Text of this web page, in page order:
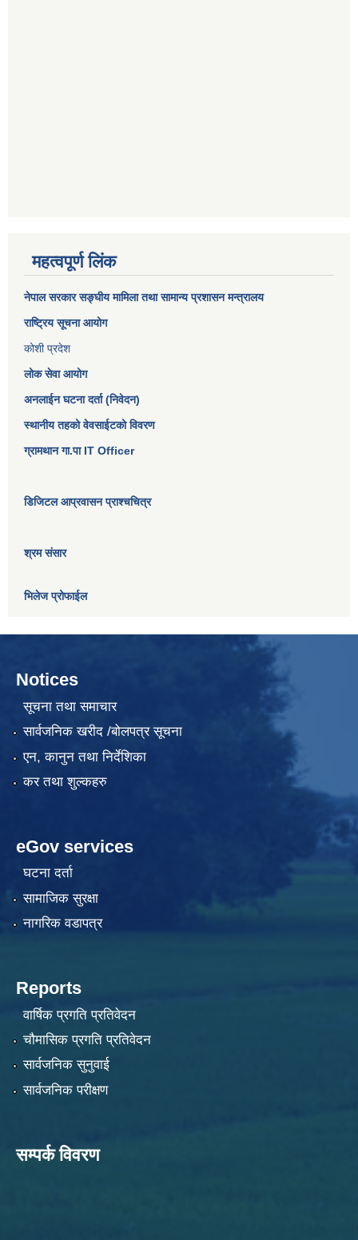
महत्वपूर्ण लिंक
नेपाल सरकारसङ्घीय मामिला तथा सामान्य प्रशासन मन्त्रालय
राष्ट्रिय सूचना आयोग
कोशी प्रदेश
लोक सेवा आयोग
अनलाईन घटना दर्ता (निवेदन)
स्थानीय तहको वेवसाईटको विवरण
ग्रामथान गा.पा IT Officer
डिजिटल आप्रवासन प्राश्चचित्र
श्रम संसार
भिलेज प्रोफाईल
Notices
सूचना तथा समाचार
सार्वजनिक खरीद /बोलपत्र सूचना
एन, कानुन तथा निर्देशिका
कर तथा शुल्कहरु
eGov services
घटना दर्ता
सामाजिक सुरक्षा
नागरिक वडापत्र
Reports
वार्षिक प्रगति प्रतिवेदन
चौमासिक प्रगति प्रतिवेदन
सार्वजनिक सुनुवाई
सार्वजनिक परीक्षण
सम्पर्क विवरण